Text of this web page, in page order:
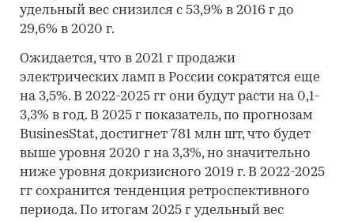
удельный вес снизился с 53,9% в 2016 г до
29,6% в 2020 г.
Ожидается, что в 2021 г продажи
электрических ламп в России сократятся еще
на 3,5%. В 2022-2025 гг они будут расти на 0,1-
3,3% в год. В 2025 г показатель, по прогнозам
BusinesStat, достигнет 781 млн шт, что будет
выше уровня 2020 г на 3,3%, но значительно
ниже уровня докризисного 2019 г. В 2022-2025
гг сохранится тенденция ретроспективного
периода. По итогам 2025 г удельный вес